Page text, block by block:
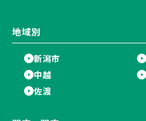
地域別
新潟市
中越
佐渡